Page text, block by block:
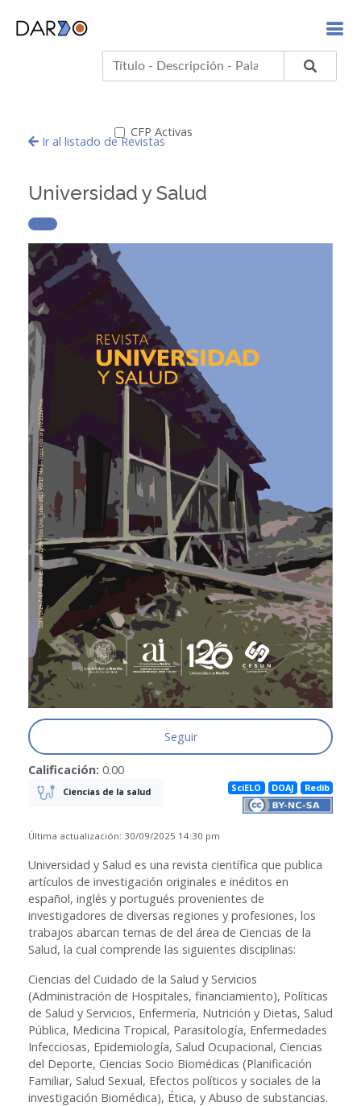
CFP Activas
Ir al listado de Revistas
Universidad y Salud
Seguir
Calificación: 0.00
Ciencias de la salud SciELO DOAJ Redib
Última actualización: 30/09/2025 14:30 pm
Universidad y Salud es una revista científica que publica
artículos de investigación originales e inéditos en
español, inglés y portugués provenientes de
investigadores de diversas regiones y profesiones, los
trabajos abarcan temas de del área de Ciencias de la
Salud, la cual comprende las siguientes disciplinas:
Ciencias del Cuidado de la Salud y Servicios
(Administración de Hospitales, financiamiento), Políticas
de Salud y Servicios, Enfermería, Nutrición y Dietas, Salud
Pública, Medicina Tropical, Parasitología, Enfermedades
Infecciosas, Epidemiología, Salud Ocupacional, Ciencias
del Deporte, Ciencias Socio Biomédicas (Planificación
Familiar, Salud Sexual, Efectos políticos y sociales de la
investigación Biomédica), Ética, y Abuso de substancias.